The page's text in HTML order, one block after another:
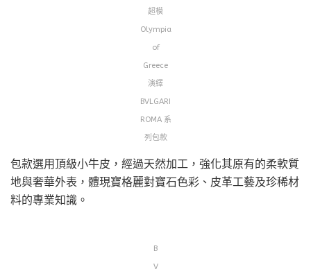
超模
Olympia
of
Greece
演繹
BVLGARI
ROMA 系
列包款
包款選用頂級小牛皮，經過天然加工，強化其原有的柔軟質
地與奢華外表，體現寶格麗對寶石色彩、皮革工藝及珍稀材
料的專業知識。
B
V